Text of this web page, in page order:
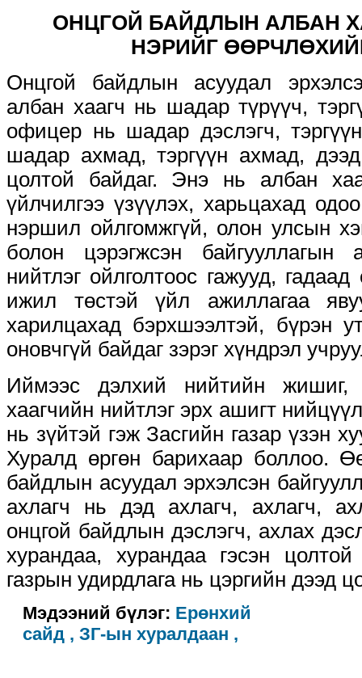
ОНЦГОЙ БАЙДЛЫН АЛБАН
НЭРИЙГ
Онцгой байдлын асуудал
албан хаагч нь шадар түрүүч,
офицер нь шадар дэслэгч,
шадар ахмад, тэргүүн ахмад,
цолтой байдаг. Энэ нь албан
үйлчилгээ үзүүлэх, харьцахад
нэршил ойлгомжгүй, олон улсын
болон цэрэгжсэн байгууллагын
нийтлэг ойлголтоос гажууд,
ижил төстэй үйл ажиллагаа
харилцахад бэрхшээлтэй, бүрэн
оновчгүй байдаг зэрэг хүндрэл
Иймээс дэлхий нийтийн жишиг,
хаагчийн нийтлэг эрх ашигт
нь зүйтэй гэж Засгийн газар үзэн
Хуралд өргөн барихаар боллоо.
байдлын асуудал эрхэлсэн
ахлагч нь дэд ахлагч, ахлагч,
онцгой байдлын дэслэгч, ахлах
хурандаа, хурандаа гэсэн
газрын удирдлага нь цэргийн дээд
Мэдээний бүлэг: Ерөнхий
сайд , ЗГ-ын хуралдаан ,